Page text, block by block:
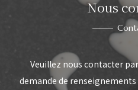
Nous
Veuillez nous contacter
demande de